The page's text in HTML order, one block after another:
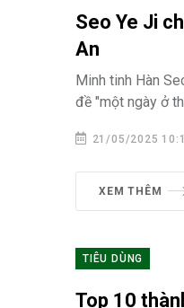
Seo Ye Ji
An
Minh tinh Hàn
đề "một ngày ở
21/05/2025
XEM THÊM
TIÊU DÙNG
Top 10